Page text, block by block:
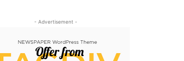
- Advertisement -